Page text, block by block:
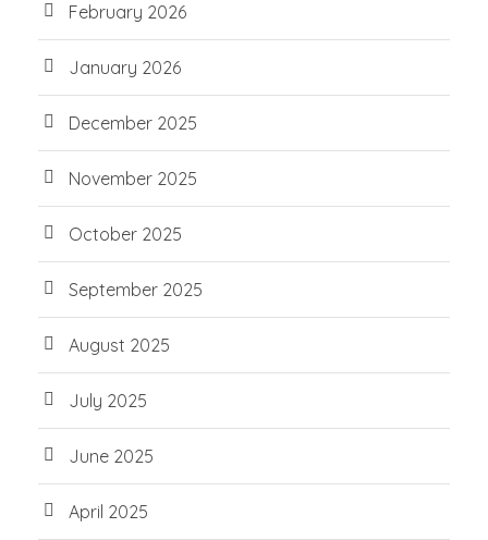
February 2026
January 2026
December 2025
November 2025
October 2025
September 2025
August 2025
July 2025
June 2025
April 2025